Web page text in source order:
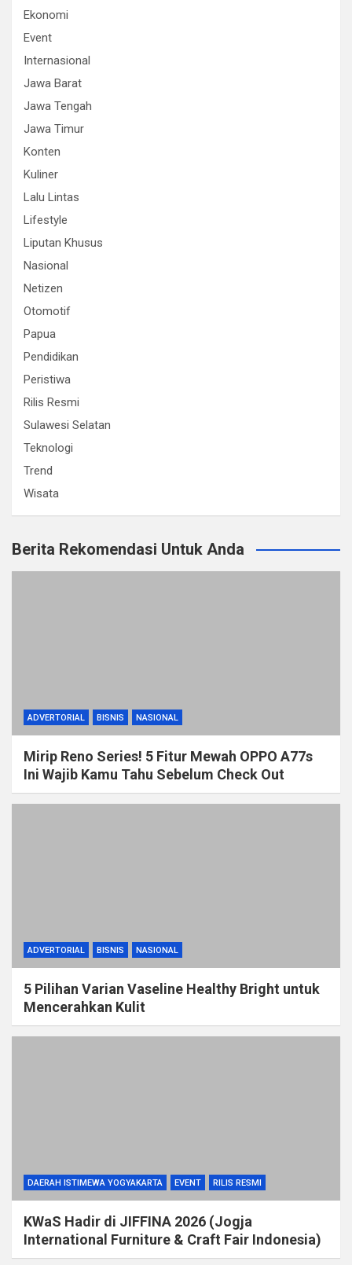
Ekonomi
Event
Internasional
Jawa Barat
Jawa Tengah
Jawa Timur
Konten
Kuliner
Lalu Lintas
Lifestyle
Liputan Khusus
Nasional
Netizen
Otomotif
Papua
Pendidikan
Peristiwa
Rilis Resmi
Sulawesi Selatan
Teknologi
Trend
Wisata
Berita Rekomendasi Untuk Anda
ADVERTORIAL BISNIS NASIONAL
Mirip Reno Series! 5 Fitur Mewah OPPO A77s
Ini Wajib Kamu Tahu Sebelum Check Out
ADVERTORIAL BISNIS NASIONAL
5 Pilihan Varian Vaseline Healthy Bright untuk
Mencerahkan Kulit
DAERAH ISTIMEWA YOGYAKARTA EVENT RILIS RESMI
KWaS Hadir di JIFFINA 2026 (Jogja
International Furniture & Craft Fair Indonesia)